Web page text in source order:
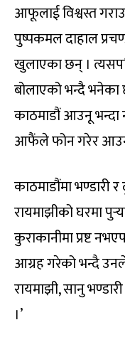
आफूलाई विश्वस्त
पुष्पकमल दाहाल
खुलाएका छन् ।
बोलाएको भन्दै भनेका
काठमाडौं आउनू भन्दा
आफैंले फोन गरेर आउनू
काठमाडौंमा भण्डारी
रायमाझीको घरमा
कुराकानीमा प्रष्ट
आग्रह गरेको भन्दै
रायमाझी, सानु
।’